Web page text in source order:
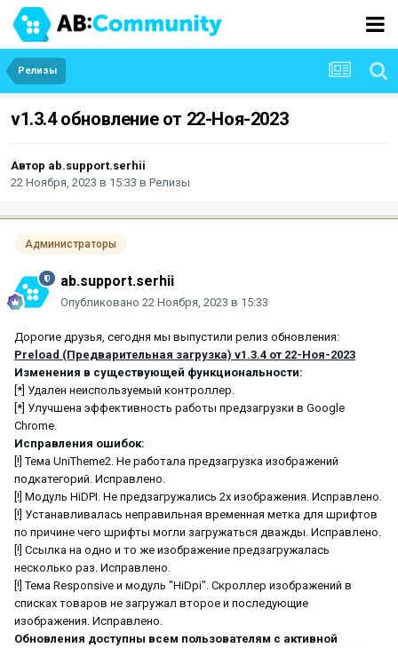
Релизы
v1.3.4 обновление от 22-Ноя-2023
Автор ab.support.serhii
22 Ноября, 2023 в 15:33 в Релизы
Администраторы
ab.support.serhii
Опубликовано 22 Ноября, 2023 в 15:33
Дорогие друзья, сегодня мы выпустили релиз обновления:
Preload (Предварительная загрузка) v1.3.4 от 22-Ноя-2023
Изменения в существующей функциональности:
[*] Удален неиспользуемый контроллер.
[*] Улучшена эффективность работы предзагрузки в Google
Chrome.
Исправления ошибок:
[!] Тема UniTheme2. Не работала предзагрузка изображений
подкатегорий. Исправлено.
[!] Модуль HiDPI. Не предзагружались 2x изображения. Исправлено.
[!] Устанавливалась неправильная временная метка для шрифтов
по причине чего шрифты могли загружаться дважды. Исправлено.
[!] Ссылка на одно и то же изображение предзагружалась
несколько раз. Исправлено.
[!] Тема Responsive и модуль "HiDpi". Скроллер изображений в
списках товаров не загружал второе и последующие
изображения. Исправлено.
Обновления доступны всем пользователям с активной